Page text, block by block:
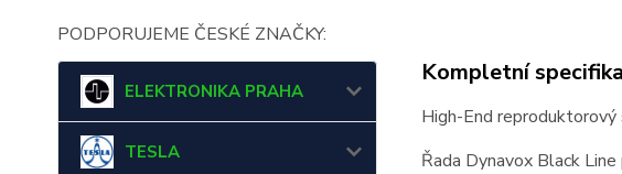
PODPORUJEME ČESKÉ ZNAČKY:
ELEKTRONIKA PRAHA
TESLA
Kompletní
High-End
Řada Dynavox Black